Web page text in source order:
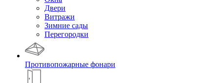
Двери
Витражи
Зимние сады
Перегородки
Противопожарные фонари